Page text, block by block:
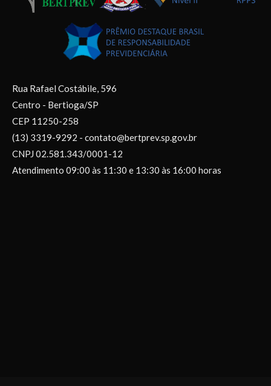
Rua Rafael Costábile, 596
Centro - Bertioga/SP
CEP 11250-258
(13) 3319-9292 - contato@bertprev.sp.gov.br
CNPJ 02.581.343/0001-12
Atendimento 09:00 às 11:30 e 13:30 às 16:00 horas